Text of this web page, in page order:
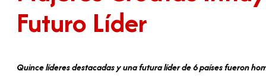
Futuro Líder
Quince líderes destacadas y una futura líder de 6 países fueron